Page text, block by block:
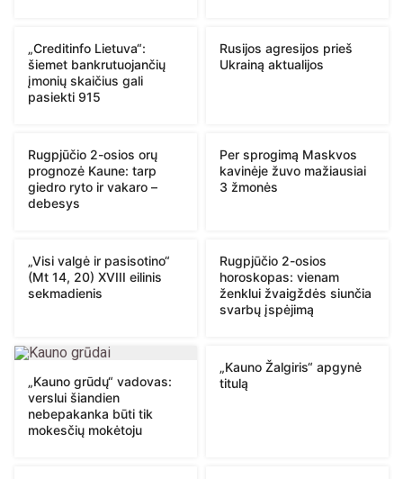
„Creditinfo Lietuva“:
šiemet bankrutuojančių
įmonių skaičius gali
pasiekti 915
Rusijos agresijos prieš
Ukrainą aktualijos
Rugpjūčio 2-osios orų
prognozė Kaune: tarp
giedro ryto ir vakaro –
debesys
Per sprogimą Maskvos
kavinėje žuvo mažiausiai
3 žmonės
„Visi valgė ir pasisotino“
(Mt 14, 20) XVIII eilinis
sekmadienis
Rugpjūčio 2-osios
horoskopas: vienam
ženklui žvaigždės siunčia
svarbų įspėjimą
„Kauno grūdų“ vadovas:
verslui šiandien
nebepakanka būti tik
mokesčių mokėtoju
„Kauno Žalgiris“ apgynė
titulą